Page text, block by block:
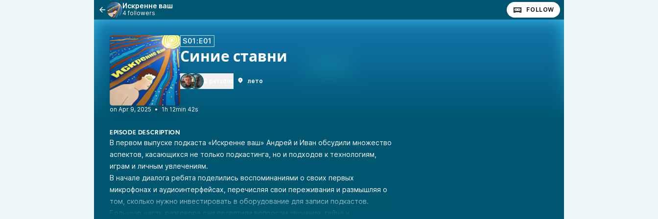
Искренне ваш
4 followers FOLLOW
S01:E01
Синие ставни
лето
• 1h 12min 42s
EPISODE DESCRIPTION
В первом выпуске подкаста «Искренне ваш» Андрей и Иван обсудили множество
аспектов, касающихся не только подкастинга, но и подходов к технологиям,
играм и личным увлечениям.
В начале диалога ребята поделились воспоминаниями о своих первых
микрофонах и аудиоинтерфейсах, перечисляя свои переживания и размышляя о
том, сколько нужно инвестировать в оборудование для записи подкастов.
Большую часть разговора они посвятили вопросам звучания, гейна и